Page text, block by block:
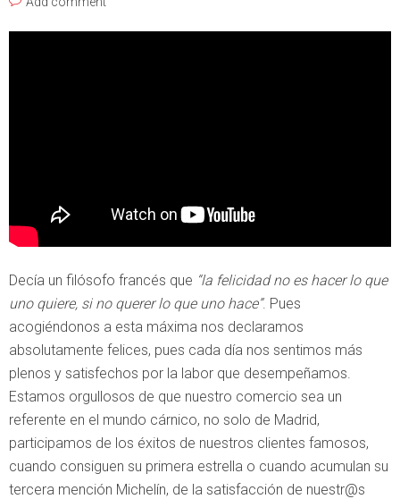
Decía un filósofo francés que “la felicidad no es hacer lo que
uno quiere, si no querer lo que uno hace”. Pues
acogiéndonos a esta máxima nos declaramos
absolutamente felices, pues cada día nos sentimos más
plenos y satisfechos por la labor que desempeñamos.
Estamos orgullosos de que nuestro comercio sea un
referente en el mundo cárnico, no solo de Madrid,
participamos de los éxitos de nuestros clientes famosos,
cuando consiguen su primera estrella o cuando acumulan su
tercera mención Michelín, de la satisfacción de nuestr@s